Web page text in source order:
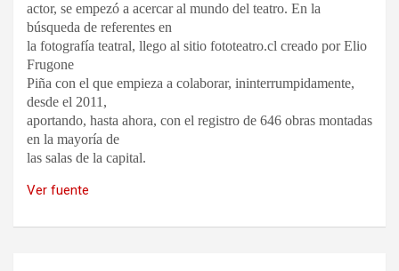
actor, se empezó a acercar al mundo del teatro. En la
búsqueda de referentes en
la fotografía teatral, llego al sitio fototeatro.cl creado por Elio
Frugone
Piña con el que empieza a colaborar, ininterrumpidamente,
desde el 2011,
aportando, hasta ahora, con el registro de 646 obras montadas
en la mayoría de
las salas de la capital.
Ver fuente